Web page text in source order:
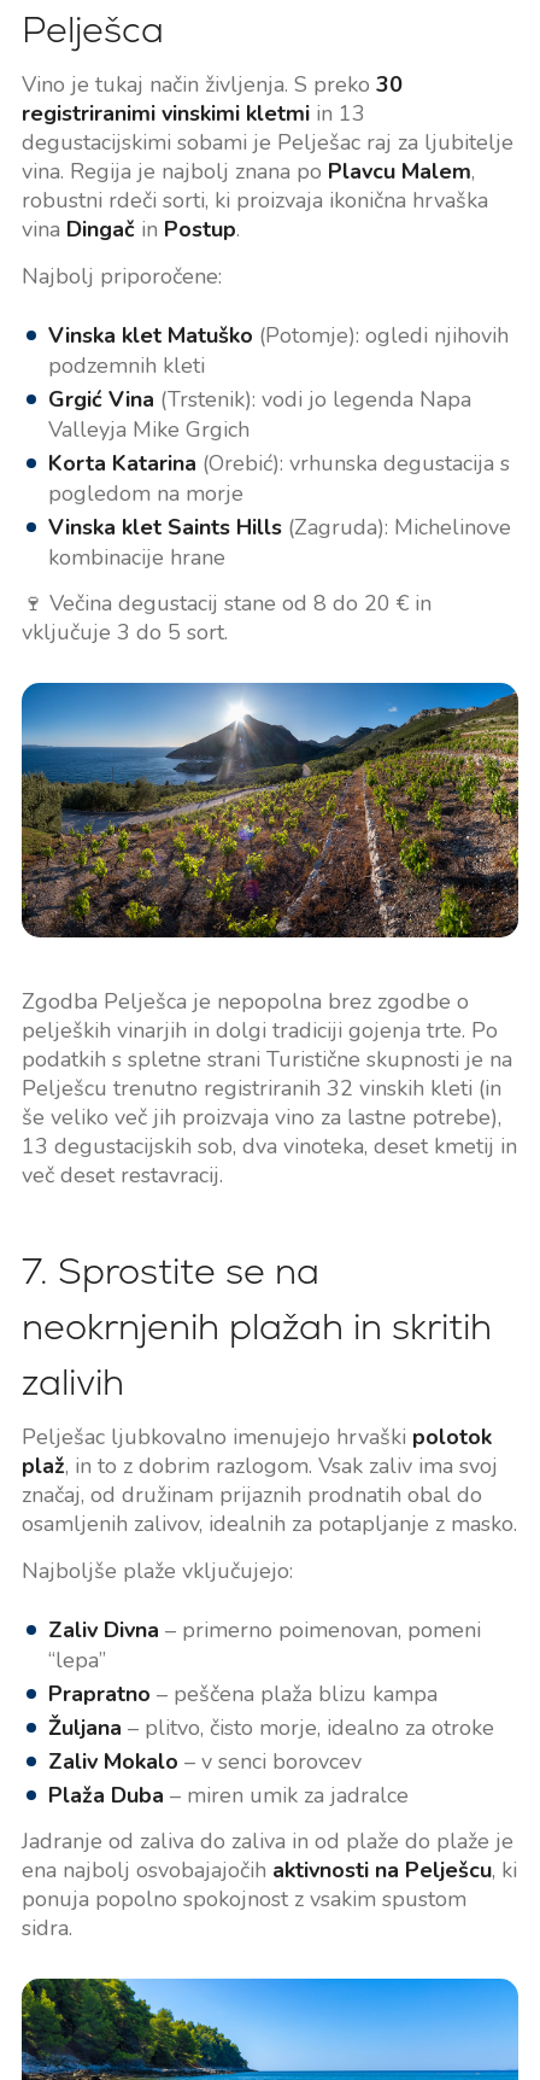
Pelješca
Vino je tukaj način življenja. S preko 30
registriranimi vinskimi kletmiin 13
degustacijskimi sobami je Pelješac raj za ljubitelje
vina. Regija je najbolj znana po Plavcu Malem,
robustni rdeči sorti, ki proizvaja ikonična hrvaška
vina Dingačin Postup.
Najbolj priporočene:
Vinska klet Matuško (Potomje): ogledi njihovih
podzemnih kleti
Grgić Vina (Trstenik): vodi jo legenda Napa
Valleyja Mike Grgich
Korta Katarina (Orebić): vrhunska degustacija s
pogledom na morje
Vinska klet Saints Hills(Zagruda): Michelinove
kombinacije hrane
🍷 Večina degustacij stane od 8 do 20 € in
vključuje 3 do 5 sort.
Zgodba Pelješca je nepopolna brez zgodbe o
peljeških vinarjih in dolgi tradiciji gojenja trte. Po
podatkih s spletne strani Turistične skupnosti je na
Pelješcu trenutno registriranih 32 vinskih kleti (in
še veliko več jih proizvaja vino za lastne potrebe),
13 degustacijskih sob, dva vinoteka, deset kmetij in
več deset restavracij.
7. Sprostite se na
neokrnjenih plažah in skritih
zalivih
Pelješac ljubkovalno imenujejo hrvaški polotok
plaž, in to z dobrim razlogom. Vsak zaliv ima svoj
značaj, od družinam prijaznih prodnatih obal do
osamljenih zalivov, idealnih za potapljanje z masko.
Najboljše plaže vključujejo:
Zaliv Divna – primerno poimenovan, pomeni
“lepa”
Prapratno – peščena plaža blizu kampa
Žuljana – plitvo, čisto morje, idealno za otroke
Zaliv Mokalo – v senci borovcev
Plaža Duba – miren umik za jadralce
Jadranje od zaliva do zaliva in od plaže do plaže je
ena najbolj osvobajajočih aktivnosti na Pelješcu, ki
ponuja popolno spokojnost z vsakim spustom
sidra.